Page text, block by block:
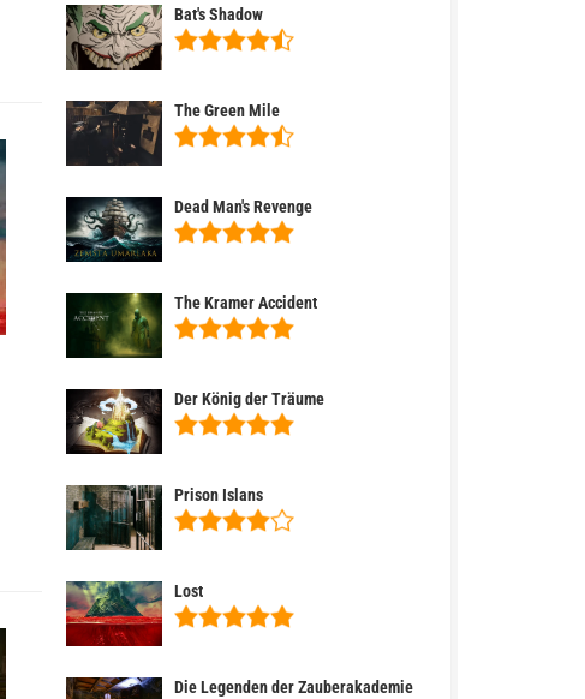
Bat's Shadow
The Green Mile
Dead Man's Revenge
The Kramer Accident
Der König der Träume
Prison Islans
Lost
Die Legenden der Zauberakademie